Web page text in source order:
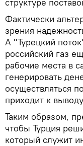
Фактически
зрения
А "Турецкий
российский газ
рабочие места в
генерировать
осуществляться
приходит к
Таким образом,
чтобы Турция
который служит